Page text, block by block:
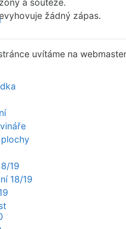
19
18/19
a soutěže.
žádný zápas.
uvítáme na webmaster